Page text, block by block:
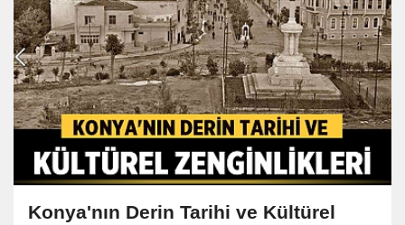
Konya'nın Derin Tarihi ve Kültürel